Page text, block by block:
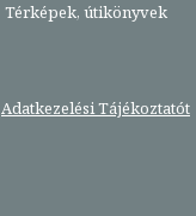
Térképek, útikönyvek
Adatkezelési Tájékoztatót